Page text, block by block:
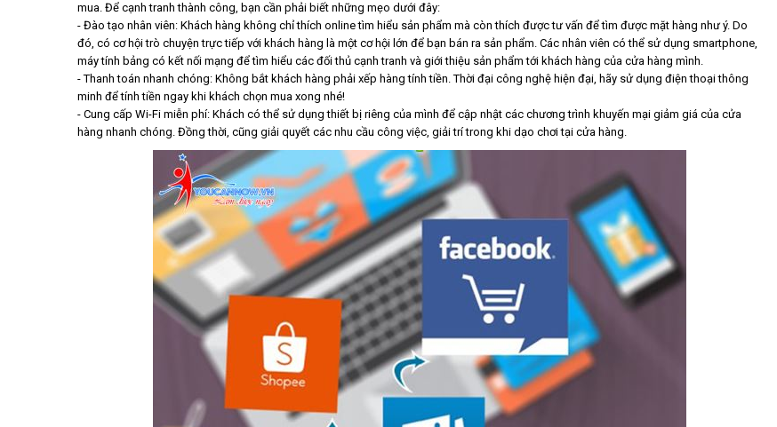
mua. Để cạnh tranh thành công, bạn cần phải biết những mẹo dưới đây:
- Đào tạo nhân viên: Khách hàng không chỉ thích online tìm hiểu sản phẩm mà còn thích được tư vấn để tìm được mặt hàng như ý. Do
đó, có cơ hội trò chuyện trực tiếp với khách hàng là một cơ hội lớn để bạn bán ra sản phẩm. Các nhân viên có thể sử dụng smartphone,
máy tính bảng có kết nối mạng để tìm hiểu các đối thủ cạnh tranh và giới thiệu sản phẩm tới khách hàng của cửa hàng mình.
- Thanh toán nhanh chóng: Không bắt khách hàng phải xếp hàng tính tiền. Thời đại công nghệ hiện đại, hãy sử dụng điện thoại thông
minh để tính tiền ngay khi khách chọn mua xong nhé!
- Cung cấp Wi-Fi miễn phí: Khách có thể sử dụng thiết bị riêng của mình để cập nhật các chương trình khuyến mại giảm giá của cửa
hàng nhanh chóng. Đồng thời, cũng giải quyết các nhu cầu công việc, giải trí trong khi dạo chơi tại cửa hàng.